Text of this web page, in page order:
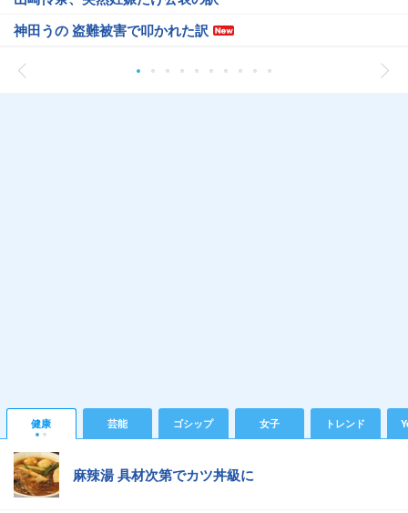
神田うの 盗難被害で叩かれた訳
健康 芸能 ゴシップ 女子 トレンド
麻辣湯 具材次第でカツ丼級に